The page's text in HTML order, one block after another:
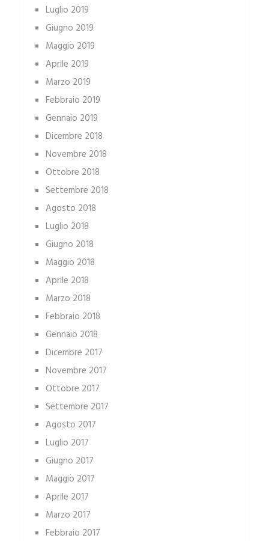
Luglio 2019
Giugno 2019
Maggio 2019
Aprile 2019
Marzo 2019
Febbraio 2019
Gennaio 2019
Dicembre 2018
Novembre 2018
Ottobre 2018
Settembre 2018
Agosto 2018
Luglio 2018
Giugno 2018
Maggio 2018
Aprile 2018
Marzo 2018
Febbraio 2018
Gennaio 2018
Dicembre 2017
Novembre 2017
Ottobre 2017
Settembre 2017
Agosto 2017
Luglio 2017
Giugno 2017
Maggio 2017
Aprile 2017
Marzo 2017
Febbraio 2017